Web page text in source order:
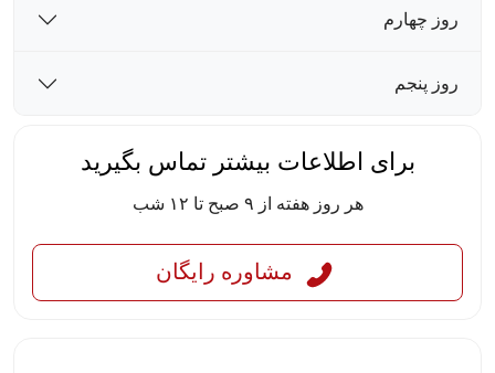
روز چهارم
روز پنجم
برای اطلاعات بیشتر تماس بگیرید
هر روز هفته از ۹ صبح تا ۱۲ شب
مشاوره رایگان